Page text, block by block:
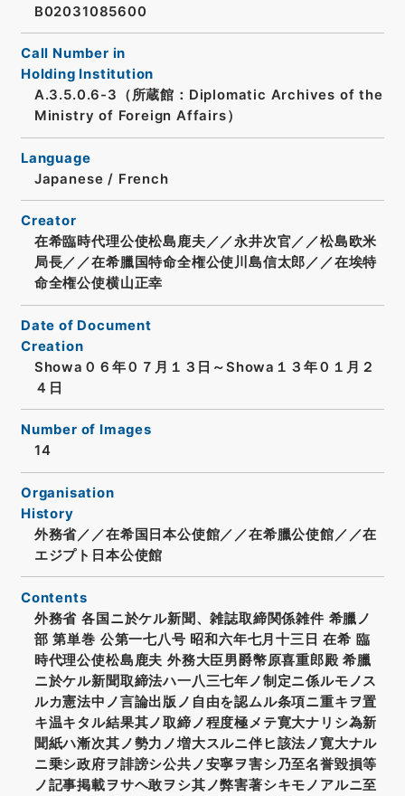
B02031085600
Call Number in
Holding Institution
A.3.5.0.6-3（所蔵館：Diplomatic Archives of the
Ministry of Foreign Affairs）
Language
Japanese / French
Creator
在希臨時代理公使松島鹿夫／／永井次官／／松島欧米
局長／／在希臘国特命全権公使川島信太郎／／在埃特
命全権公使横山正幸
Date of Document
Creation
Showa０６年０７月１３日～Showa１３年０１月２
４日
Number of Images
14
Organisation
History
外務省／／在希国日本公使館／／在希臘公使館／／在
エジプト日本公使館
Contents
外務省 各国ニ於ケル新聞、雑誌取締関係雑件 希臘ノ
部 第単巻 公第一七八号 昭和六年七月十三日 在希 臨
時代理公使松島鹿夫 外務大臣男爵幣原喜重郎殿 希臘
ニ於ケル新聞取締法ハ一八三七年ノ制定ニ係ルモノス
ルカ憲法中ノ言論出版ノ自由を認ムル条項ニ重キヲ置
キ温キタル結果其ノ取締ノ程度極メテ寛大ナリシ為新
聞紙ハ漸次其ノ勢力ノ増大スルニ伴ヒ該法ノ寛大ナル
ニ乗シ政府ヲ誹謗シ公共ノ安寧ヲ害シ乃至名誉毀損等
ノ記事掲載ヲサヘ敢ヲシ其ノ弊害著シキモノアルニ至